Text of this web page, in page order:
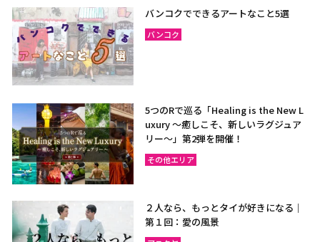
バンコクでできるアートなこと5選
バンコク
5つのRで巡る「Healing is the New L
uxury ～癒しこそ、新しいラグジュア
リー〜」第2弾を開催！
その他エリア
２人なら、もっとタイが好きになる｜
第１回：愛の風景